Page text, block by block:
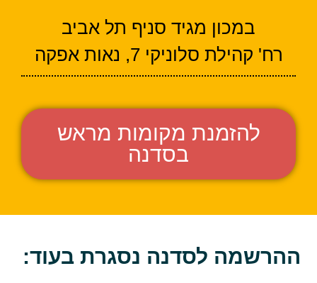
במכון מגיד סניף תל אביב
רח' קהילת סלוניקי 7, נאות אפקה
להזמנת מקומות מראש
בסדנה
ההרשמה לסדנה נסגרת בעוד: